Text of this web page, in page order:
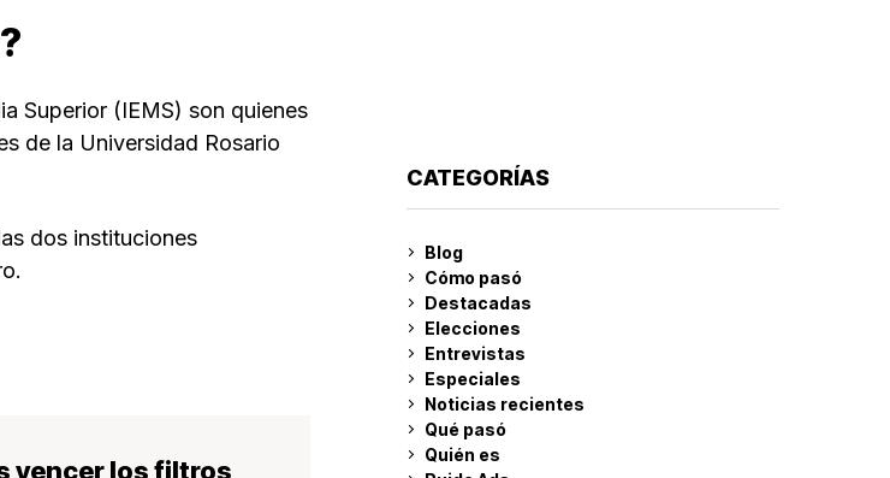
Superior (IEMS) son quienes
de la Universidad Rosario
dos instituciones
vencer los filtros
CATEGORÍAS
Blog
Cómo pasó
Destacadas
Elecciones
Entrevistas
Especiales
Noticias recientes
Qué pasó
Quién es